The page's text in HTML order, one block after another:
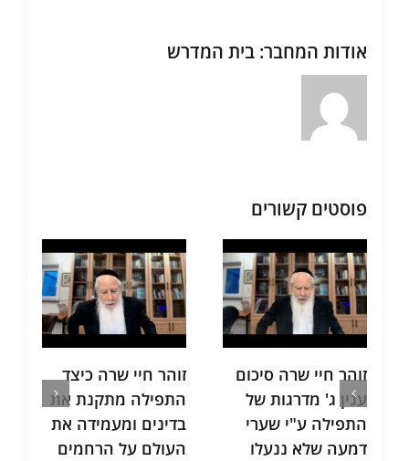
אודות המחבר: בית המדרש
פוסטים קשורים
זוהר חיי שרה סיכום
ענין ג' מדרגות של
התפילה ע"י שערי
דמעה שלא ננעלו
זוהר חיי שרה כיצד
התפילה מתקנת את
בדינים ומעמידה את
העולם על הרחמים